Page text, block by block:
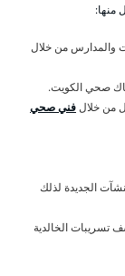
منها:
والمدارس من خلال
صحي الكويت.
من خلالفني صحي
الجديدة لذلك
الخالدية